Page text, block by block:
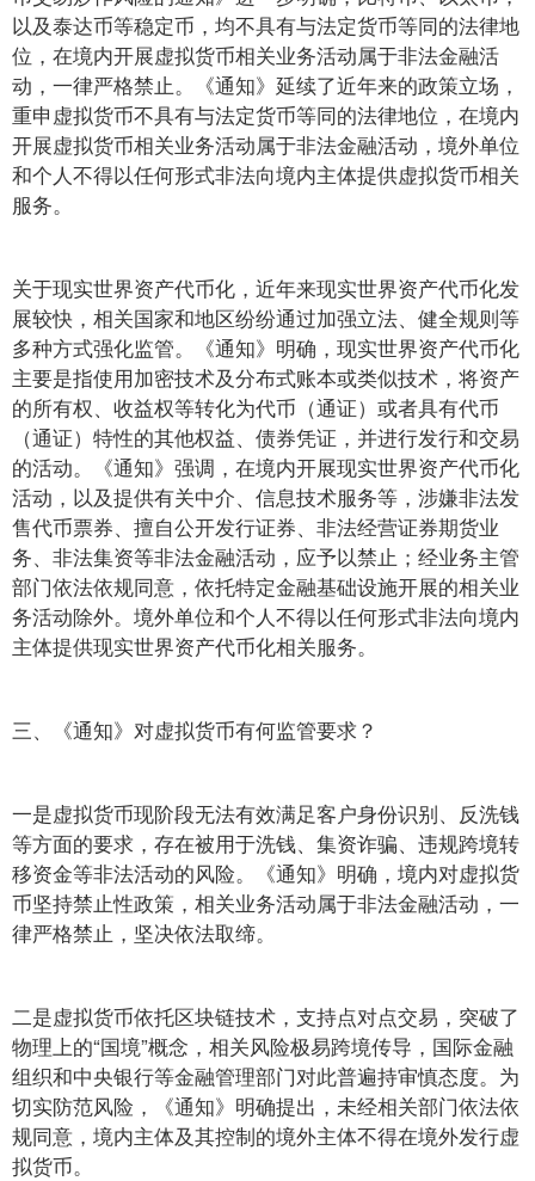
以及泰达币等稳定币，均不具有与法定货币等同的法律地
位，在境内开展虚拟货币相关业务活动属于非法金融活
动，一律严格禁止。《通知》延续了近年来的政策立场，
重申虚拟货币不具有与法定货币等同的法律地位，在境内
开展虚拟货币相关业务活动属于非法金融活动，境外单位
和个人不得以任何形式非法向境内主体提供虚拟货币相关
服务。
关于现实世界资产代币化，近年来现实世界资产代币化发
展较快，相关国家和地区纷纷通过加强立法、健全规则等
多种方式强化监管。《通知》明确，现实世界资产代币化
主要是指使用加密技术及分布式账本或类似技术，将资产
的所有权、收益权等转化为代币（通证）或者具有代币
（通证）特性的其他权益、债券凭证，并进行发行和交易
的活动。《通知》强调，在境内开展现实世界资产代币化
活动，以及提供有关中介、信息技术服务等，涉嫌非法发
售代币票券、擅自公开发行证券、非法经营证券期货业
务、非法集资等非法金融活动，应予以禁止；经业务主管
部门依法依规同意，依托特定金融基础设施开展的相关业
务活动除外。境外单位和个人不得以任何形式非法向境内
主体提供现实世界资产代币化相关服务。
三、《通知》对虚拟货币有何监管要求？
一是虚拟货币现阶段无法有效满足客户身份识别、反洗钱
等方面的要求，存在被用于洗钱、集资诈骗、违规跨境转
移资金等非法活动的风险。《通知》明确，境内对虚拟货
币坚持禁止性政策，相关业务活动属于非法金融活动，一
律严格禁止，坚决依法取缔。
二是虚拟货币依托区块链技术，支持点对点交易，突破了
物理上的“国境”概念，相关风险极易跨境传导，国际金融
组织和中央银行等金融管理部门对此普遍持审慎态度。为
切实防范风险，《通知》明确提出，未经相关部门依法依
规同意，境内主体及其控制的境外主体不得在境外发行虚
拟货币。